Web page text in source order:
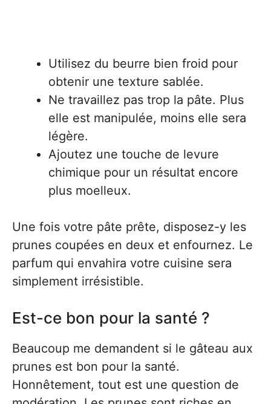
Utilisez du beurre bien froid pour
obtenir une texture sablée.
Ne travaillez pas trop la pâte. Plus
elle est manipulée, moins elle sera
légère.
Ajoutez une touche de levure
chimique pour un résultat encore
plus moelleux.
Une fois votre pâte prête, disposez-y les
prunes coupées en deux et enfournez. Le
parfum qui envahira votre cuisine sera
simplement irrésistible.
Est-ce bon pour la santé ?
Beaucoup me demandent si le gâteau aux
prunes est bon pour la santé.
Honnêtement, tout est une question de